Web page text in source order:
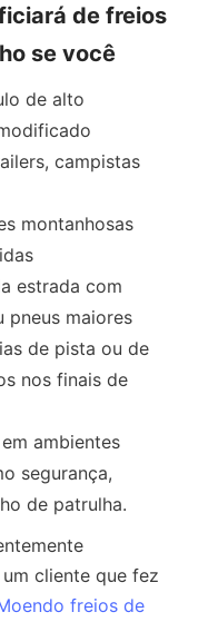
de freios
se você
de alto
campistas
montanhosas
estrada com
pneus maiores
de pista ou de
nos finais de
ambientes
segurança,
de patrulha.
cliente que fez
freios de